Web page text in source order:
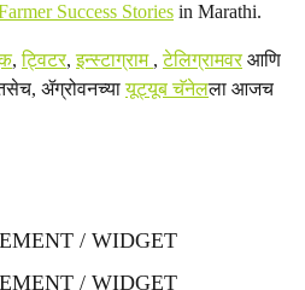
Success Stories in Marathi.
,ट्विटर,इन्स्टाग्राम ,टेलिग्रामवरआणि
ॲग्रोवनच्यायूट्यूब चॅनेलला आजच
/ WIDGET
/ WIDGET